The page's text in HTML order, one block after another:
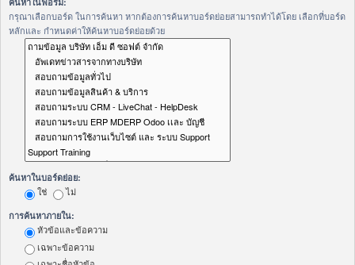
กรุณาเลือกบอร์ด ในการค้นหา หากต้องการค้นหาบอร์ดย่อยสามารถทำได้โดย เลือกที่บอร์ด
หลักและ กำหนดค่าให้ค้นหาบอร์ดย่อยด้วย
ค้นหาในบอร์ดย่อย:
ใช่ ไม่
การค้นหาภายใน:
หัวข้อและข้อความ
เฉพาะข้อความ